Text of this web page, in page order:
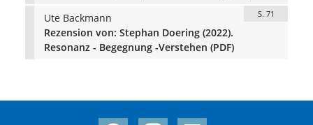
Ute Backmann
S. 71
Rezension von: Stephan Doering (2022).
Resonanz - Begegnung -Verstehen (PDF)